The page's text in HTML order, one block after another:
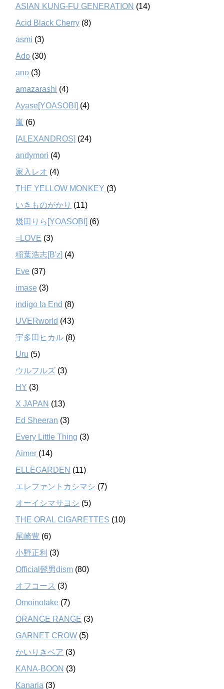
ASIAN KUNG-FU GENERATION (14)
Acid Black Cherry (8)
asmi (3)
Ado (30)
ano (3)
amazarashi (4)
Ayase[YOASOBI] (4)
嵐 (6)
[ALEXANDROS] (24)
andymori (4)
家入レオ (4)
THE YELLOW MONKEY (3)
いきものがかり (11)
幾田りら[YOASOBI] (6)
=LOVE (3)
稲葉浩志[B'z] (4)
Eve (37)
imase (3)
indigo la End (8)
UVERworld (43)
宇多田ヒカル (8)
Uru (5)
ウルフルズ (3)
HY (3)
X JAPAN (13)
Ed Sheeran (3)
Every Little Thing (3)
Aimer (14)
ELLEGARDEN (11)
エレファントカシマシ (7)
オーイシマサヨシ (5)
THE ORAL CIGARETTES (10)
尾崎豊 (6)
小野正利 (3)
Official髭男dism (80)
オフコース (3)
Omoinotake (7)
ORANGE RANGE (3)
GARNET CROW (5)
かいりきベア (3)
KANA-BOON (3)
Kanaria (3)